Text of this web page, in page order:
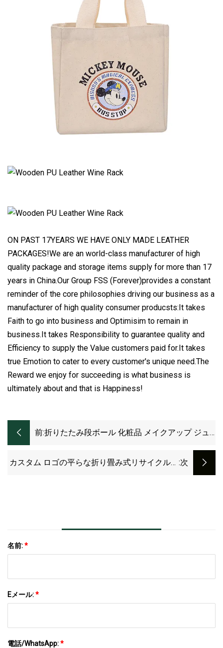
ON PAST 17YEARS WE HAVE ONLY MADE LEATHER
PACKAGES!We are an world-class manufacturer of high
quality package and storage items supply for more than 17
years in China.Our Group FSS (Forever)provides a constant
reminder of the core philosophies driving our business as a
manufacturer of high quality consumer producsts:It takes
Faith to go into business and Optimisim to remain in
business.It takes Responsibility to guarantee quality and
Efficiency to supply the Value customers paid for.It takes
true Emotion to cater to every customer's unique need.The
Reward we enjoy for succeeding is what business is
ultimately about and that is Happiness!
前:折りたたみ段ボール 化粧品 メイクアップ ジュ
ング パーティー フェスティバル ギフト包装 リ
カスタム ロゴの平らな折り畳み式リサイクル可 :次
名前:*
Eメール:*
電話/WhatsApp:*